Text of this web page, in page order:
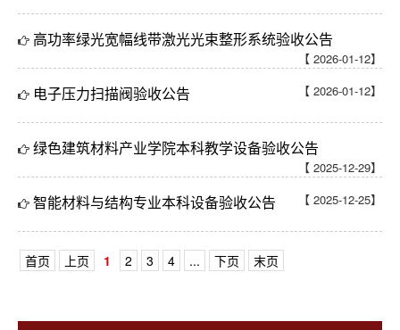
高功率绿光宽幅线带激光光束整形系统验收公告
【 2026-01-12】
电子压力扫描阀验收公告 【 2026-01-12】
绿色建筑材料产业学院本科教学设备验收公告
【 2025-12-29】
智能材料与结构专业本科设备验收公告 【 2025-12-25】
首页 上页 1 2 3 4 ... 下页 末页